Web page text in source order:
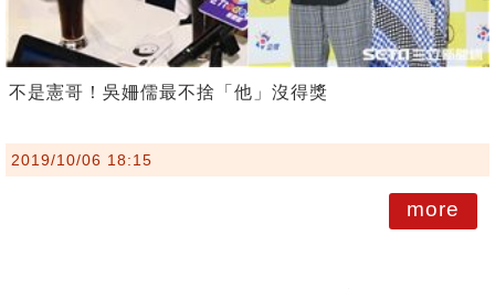
不是憲哥！吳姍儒最不捨「他」沒得獎
2019/10/06 18:15
more